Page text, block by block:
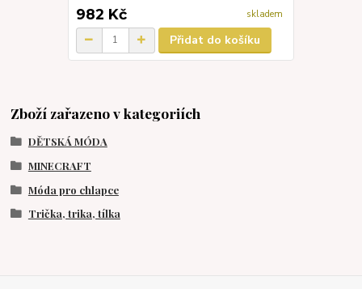
982 Kč skladem
Přidat do košíku
Zboží zařazeno v kategoriích
DĚTSKÁ MÓDA
MINECRAFT
Móda pro chlapce
Trička, trika, tílka